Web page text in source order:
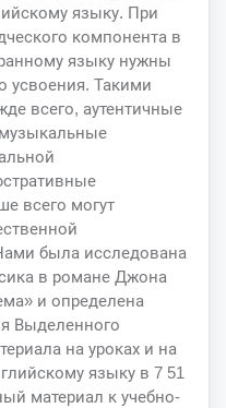
языку. При
компонента в
языку нужны
усвоения. Такими
всего, аутентичные
всего могут
была исследована
в романе Джона
и определена
Выделенного
на уроках и на
языку в 7 51
материал к учебно-